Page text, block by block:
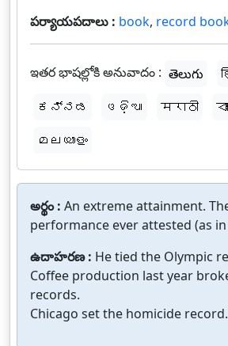
పర్యాయపదాలు : book, record
ఇతర భాషల్లోకి అనువాదం : తెలుగు
ಕನ್ನಡ
ଓଡ଼ିଆ मराठी
മലയാളം
అర్థం : An extreme attainment.
performance ever attested (as
ఉదాహరణ : He tied the Olympic
Coffee production last year
records.
Chicago set the homicide record.